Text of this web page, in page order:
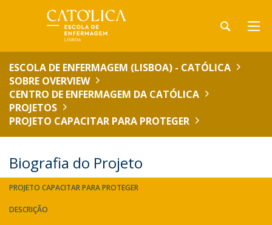
ESCOLA DE ENFERMAGEM (LISBOA) - CATÓLICA
SOBRE OVERVIEW
CENTRO DE ENFERMAGEM DA CATÓLICA
PROJETOS
PROJETO CAPACITAR PARA PROTEGER
Biografia do Projeto
PROJETO CAPACITAR PARA PROTEGER
DESCRIÇÃO